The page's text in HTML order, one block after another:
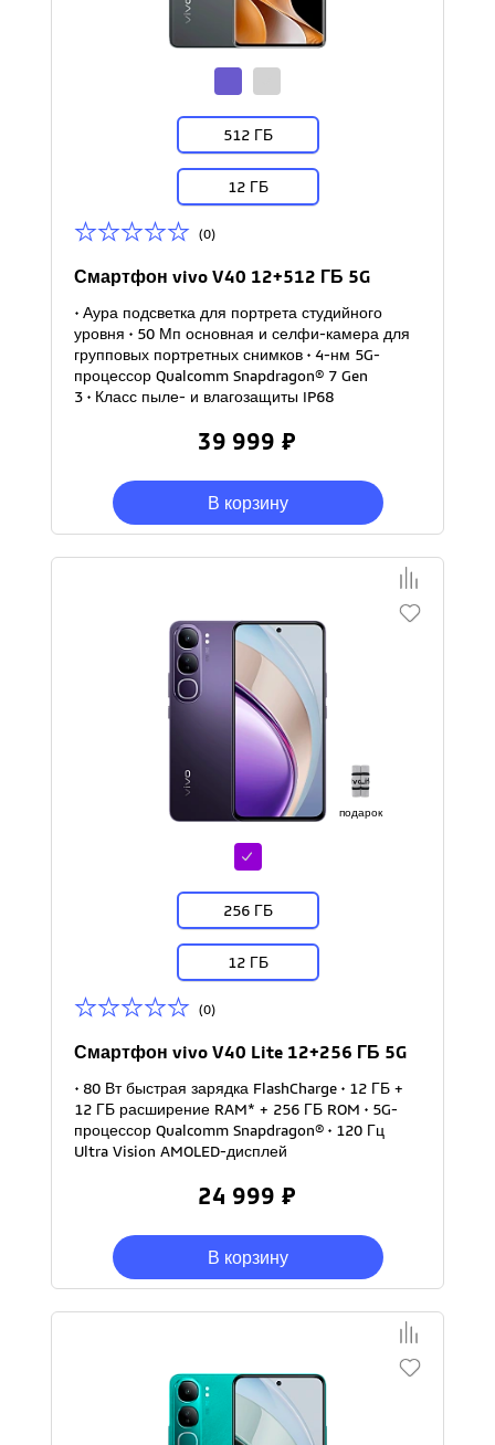
512 ГБ
12 ГБ
(0)
Смартфон vivo V40 12+512 ГБ 5G
• Аура подсветка для портрета студийного
уровня • 50 Мп основная и селфи-камера для
групповых портретных снимков • 4-нм 5G-
процессор Qualcomm Snapdragon® 7 Gen
3 • Класс пыле- и влагозащиты IP68
39 999 ₽
В корзину
подарок
256 ГБ
12 ГБ
(0)
Смартфон vivo V40 Lite 12+256 ГБ 5G
• 80 Вт быстрая зарядка FlashCharge • 12 ГБ +
12 ГБ расширение RAM* + 256 ГБ ROM • 5G-
процессор Qualcomm Snapdragon® • 120 Гц
Ultra Vision AMOLED-дисплей
24 999 ₽
В корзину